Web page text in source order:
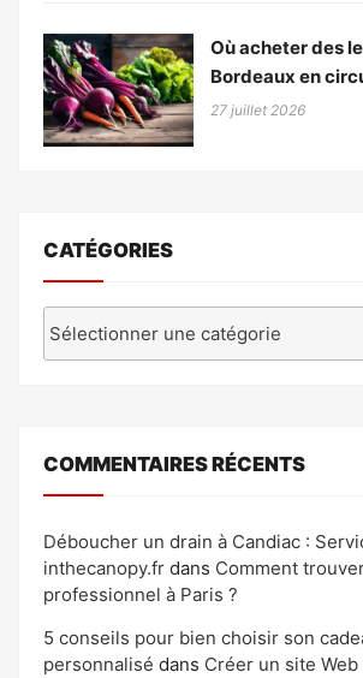
Où acheter des
Bordeaux en
27 juillet 2026
CATÉGORIES
COMMENTAIRES RÉCENTS
Déboucher un drain à Candiac :
inthecanopy.fr dans Comment
professionnel à Paris ?
5 conseils pour bien choisir son
personnalisé dans Créer un site Web